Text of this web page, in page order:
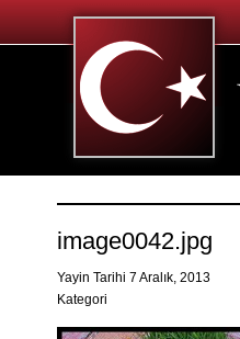
image0042.jpg
Yayin Tarihi 7 Aralık, 2013
Kategori